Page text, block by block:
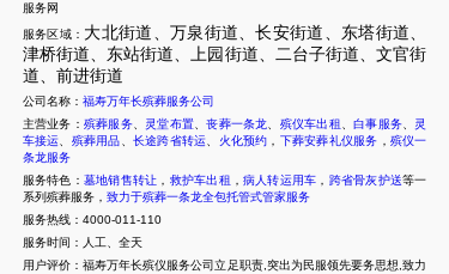
服务网
服务区域： 大北街道、万泉街道、长安街道、东塔街道、
津桥街道、东站街道、上园街道、二台子街道、文官街
道、前进街道
公司名称： 福寿万年长殡葬服务公司
主营业务： 殡葬服务、 灵堂布置 、丧葬一条龙 殡仪车出租 、白事服务
灵
车接运
殡葬用品 长途跨省转运 火化预约 ， 下葬安葬礼仪服务 ， 殡仪一
条龙服务
服务特色： 墓地销售转让 ， 救护车出租 ， 病人转运用车 ， 跨省骨灰护送等一
系列殡葬服务， 致力于殡葬一条龙全包托管式管家服务
服务热线：4000-011-110
服务时间：人工、全天
用户评价：福寿万年长殡仪服务公司立足职责,突出为民服领先要务思想,致力